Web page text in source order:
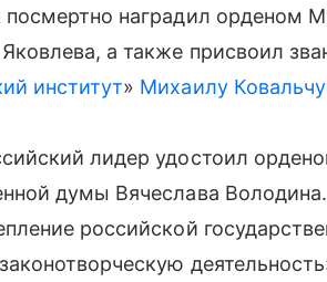
посмертно наградил орденом
а также присвоил
институт» Михаилу
лидер удостоил
думы Вячеслава
российской